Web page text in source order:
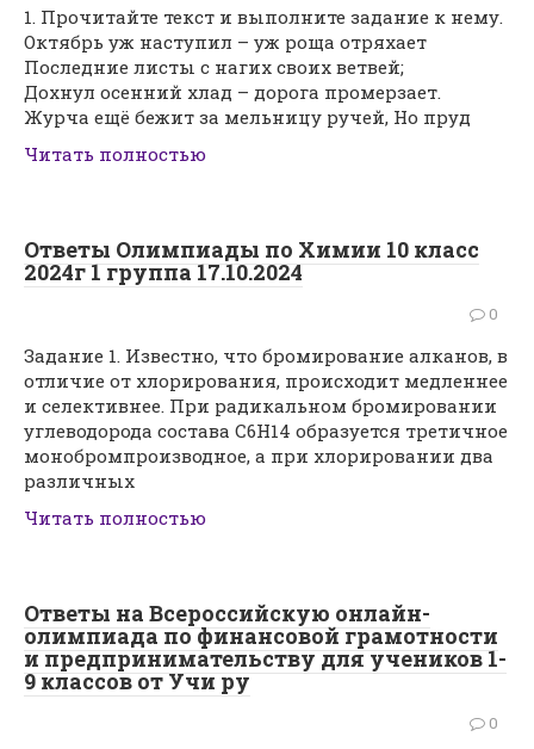
1. Прочитайте текст и выполните задание к нему.
Октябрь уж наступил – уж роща отряхает
Последние листы с нагих своих ветвей;
Дохнул осенний хлад – дорога промерзает.
Журча ещё бежит за мельницу ручей, Но пруд
Читать полностью
Ответы Олимпиады по Химии 10 класс
2024г 1 группа 17.10.2024
0
Задание 1. Известно, что бромирование алканов, в
отличие от хлорирования, происходит медленнее
и селективнее. При радикальном бромировании
углеводорода состава C6H14 образуется третичное
монобромпроизводное, а при хлорировании два
различных
Читать полностью
Ответы на Всероссийскую онлайн-
олимпиада по финансовой грамотности
и предпринимательству для учеников 1-
9 классов от Учи ру
0